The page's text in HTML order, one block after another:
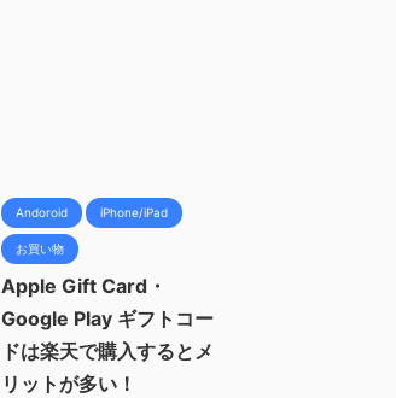
Andoroid iPhone/iPad
お買い物
Apple Gift Card・
Google Play ギフトコー
ドは楽天で購入するとメ
リットが多い！